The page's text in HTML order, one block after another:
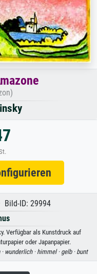
ID: 29994
Verfügbar als Kunstdruck auf
oder Japanpapier.
wunderlich · himmel · gelb · bunt